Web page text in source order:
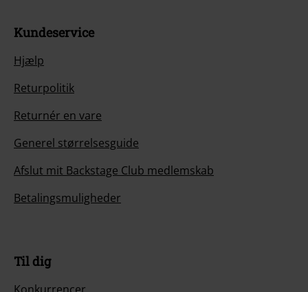
Kundeservice
Hjælp
Returpolitik
Returnér en vare
Generel størrelsesguide
Afslut mit Backstage Club medlemskab
Betalingsmuligheder
Til dig